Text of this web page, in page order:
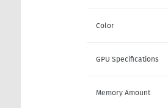
Color
GPU Specifications
Memory Amount